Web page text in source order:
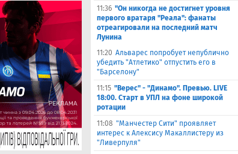
11:36 "Он никогда не достигнет уровня
первого вратаря "Реала": фанаты
отреагировали на последний матч
Лунина
11:20 Альварес попробует непублично
убедить "Атлетико" отпустить его в
"Барселону"
11:15 "Верес" - "Динамо". Превью. LIVE
18:00. Старт в УПЛ на фоне широкой
ротации
11:08 "Манчестер Сити" проявляет
интерес к Алексису Макаллистеру из
"Ливерпуля"